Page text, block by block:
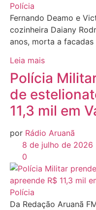
Polícia
Fernando Deamo e
cozinheira Daiany
anos, morta a facadas
Leia mais
Polícia
de
11,3 mil em
por Rádio Aruanã
8 de julho de 2026
0
Polícia
Da Redação Aruanã